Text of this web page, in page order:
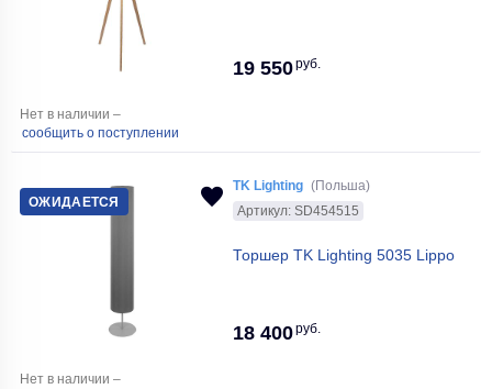
19 550руб.
Нет в наличии –
сообщить о поступлении
ОЖИДАЕТСЯ
TK Lighting (Польша)
Артикул: SD454515
Торшер TK Lighting 5035 Lippo
18 400руб.
Нет в наличии –